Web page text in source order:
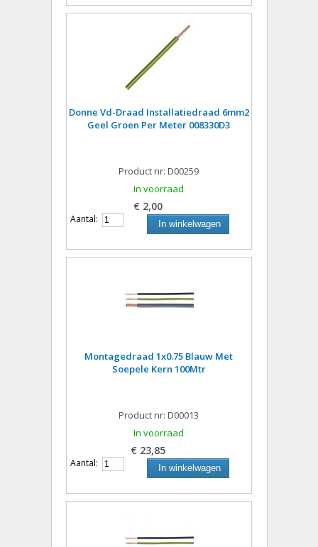
Donne Vd-Draad Installatiedraad 6mm2
Geel Groen Per Meter 008330D3
Product nr: D00259
In voorraad
€ 2,00
Aantal: In winkelwagen
Montagedraad 1x0.75 Blauw Met
Soepele Kern 100Mtr
Product nr: D00013
In voorraad
€ 23,85
Aantal: In winkelwagen